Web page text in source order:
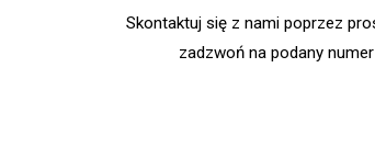
Skontaktuj się z nami poprzez
zadzwoń na podany